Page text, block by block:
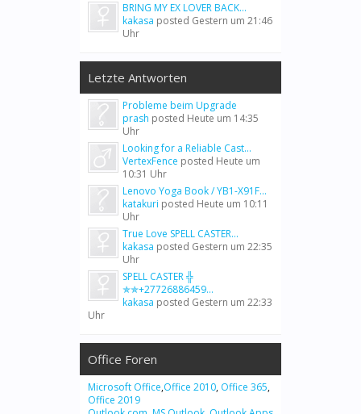
BRING MY EX LOVER BACK...
kakasa posted Gestern um 21:46
Uhr
Letzte Antworten
Probleme beim Upgrade
prash posted Heute um 14:35
Uhr
Looking for a Reliable Cast...
VertexFence posted Heute um
10:31 Uhr
Lenovo Yoga Book / YB1-X91F...
katakuri posted Heute um 10:11
Uhr
True Love SPELL CASTER...
kakasa posted Gestern um 22:35
Uhr
SPELL CASTER ╬
✯✯+27726886459...
kakasa posted Gestern um 22:33
Uhr
Office Foren
Microsoft Office,Office 2010, Office 365,
Office 2019